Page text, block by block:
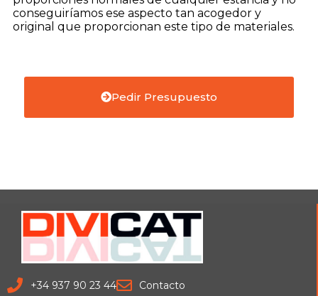
conseguiríamos ese aspecto tan acogedor y
original que proporcionan este tipo de materiales.
Pedir Presupuesto
+34 937 90 23 44 Contacto